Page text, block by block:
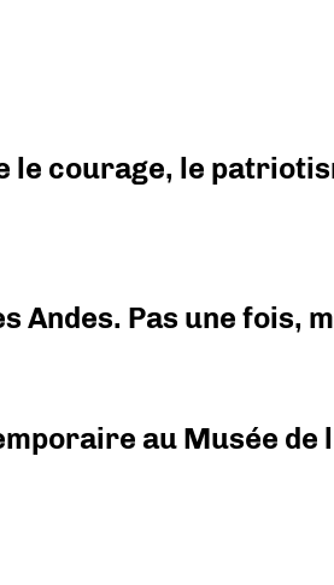
le courage, le
Andes. Pas une fois,
au Musée de